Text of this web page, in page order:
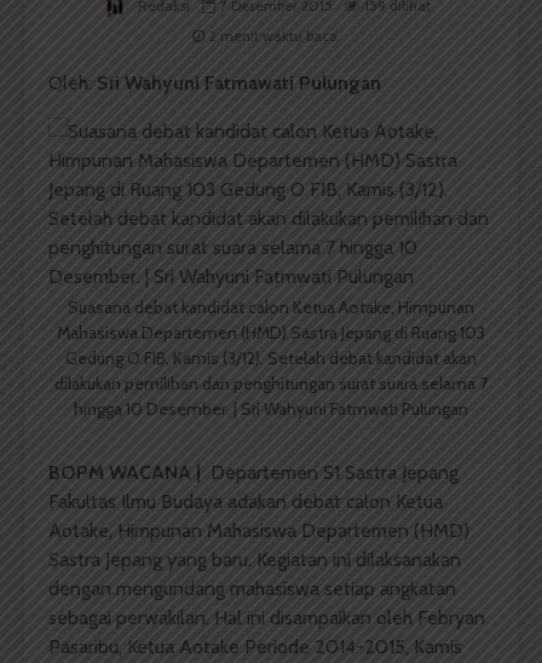
Redaksi 7 Desember 2015
159 dilihat
2 menit waktu baca
Oleh: Sri Wahyuni Fatmawati Pulungan
Suasana debat kandidat calon Ketua Aotake, Himpunan
Mahasiswa Departemen (HMD) Sastra Jepang di Ruang 103
Gedung O FIB, Kamis (3/12). Setelah debat kandidat akan
dilakukan pemilihan dan penghitungan surat suara selama 7
hingga 10 Desember. | Sri Wahyuni Fatmwati Pulungan
BOPM WACANA |
Departemen S1 Sastra Jepang
Fakultas Ilmu Budaya adakan debat calon Ketua
Aotake, Himpunan Mahasiswa Departemen (HMD)
Sastra Jepang yang baru. Kegiatan ini dilaksanakan
dengan mengundang mahasiswa setiap angkatan
sebagai perwakilan. Hal ini disampaikan oleh Febryan
Pasaribu, Ketua Aotake Periode 2014-2015, Kamis